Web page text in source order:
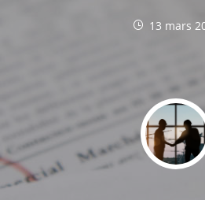
13 mars